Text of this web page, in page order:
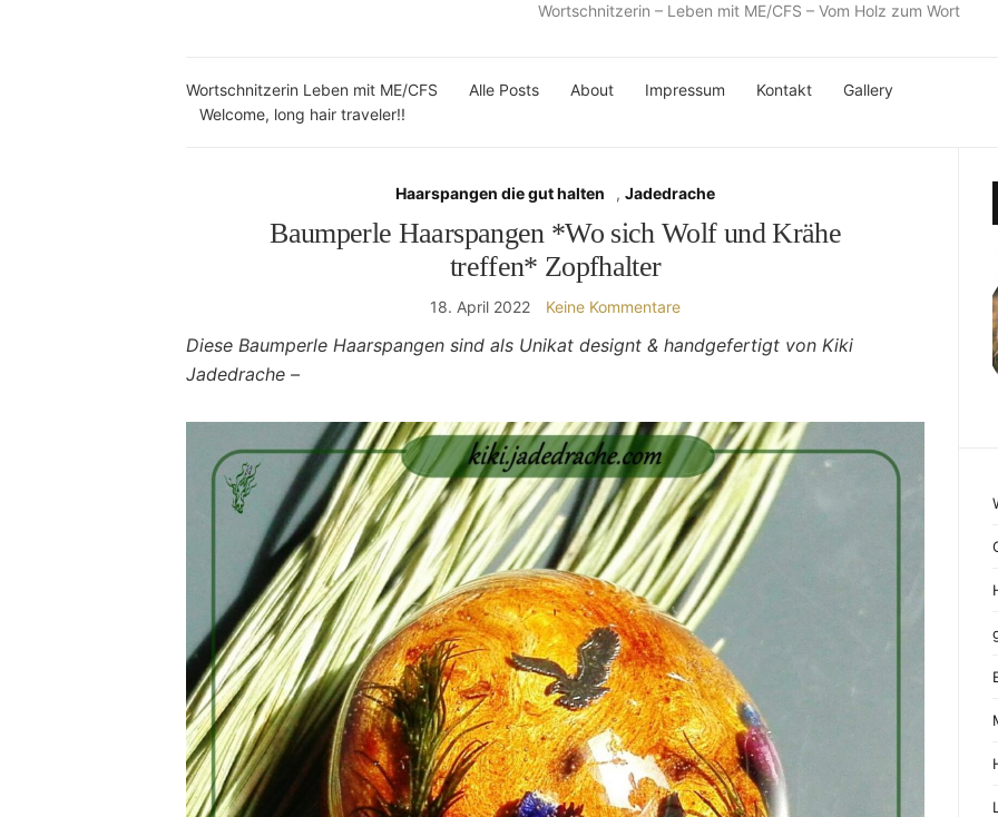
Wortschnitzerin – Leben mit ME/CFS – Vom Holz zum Wort
Wortschnitzerin Leben mit ME/CFS Alle Posts About Impressum Kontakt
Gallery
Welcome, long hair traveler!!
Haarspangen die gut halten ,Jadedrache
Baumperle Haarspangen *Wo sich Wolf und Krähe
treffen* Zopfhalter
18. April 2022 Keine Kommentare
Diese Baumperle Haarspangen sind als Unikat designt & handgefertigt von Kiki
Jadedrache –